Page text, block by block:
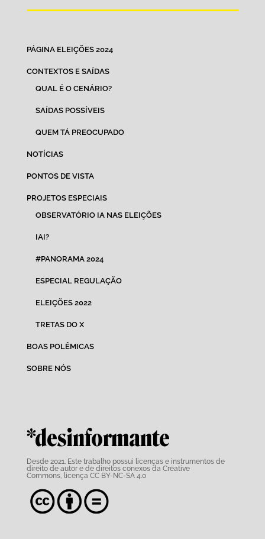
PÁGINA ELEIÇÕES 2024
CONTEXTOS E SAÍDAS
QUAL É O CENÁRIO?
SAÍDAS POSSÍVEIS
QUEM TÁ PREOCUPADO
NOTÍCIAS
PONTOS DE VISTA
PROJETOS ESPECIAIS
OBSERVATÓRIO IA NAS ELEIÇÕES
IAI?
#PANORAMA 2024
ESPECIAL REGULAÇÃO
ELEIÇÕES 2022
TRETAS DO X
BOAS POLÊMICAS
SOBRE NÓS
*desinformante
Desde 2021. Este trabalho possui licenças e instrumentos de
direito de autor e de direitos conexos da Creative
Commons, licença CC BY-NC-SA 4.0